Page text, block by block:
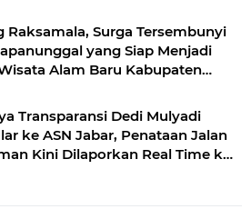
Raksamala, Surga Tersembunyi
yang Siap Menjadi
Alam Baru Kabupaten
Transparansi Dedi Mulyadi
ke ASN Jabar, Penataan Jalan
Kini Dilaporkan Real Time ke